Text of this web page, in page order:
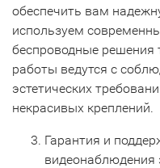
обеспечить вам
используем
беспроводные решения
работы ведутся с
эстетических
некрасивых креплений.
Гарантия и
видеонаблюдения